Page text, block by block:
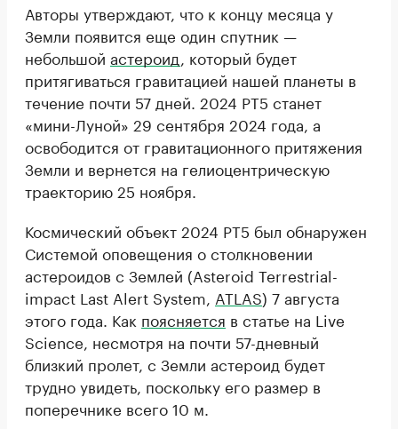
Авторы утверждают, что к концу месяца у
Земли появится еще один спутник —
небольшой астероид , который будет
притягиваться гравитацией нашей планеты в
течение почти 57 дней. 2024 PT5 станет
«мини-Луной» 29 сентября 2024 года, а
освободится от гравитационного притяжения
Земли и вернется на гелиоцентрическую
траекторию 25 ноября.
Космический объект 2024 PT5 был обнаружен
Системой оповещения о столкновении
астероидов с Землей (Asteroid Terrestrial-
impact Last Alert System, ATLAS) 7 августа
этого года. Как поясняется в статье на Live
Science, несмотря на почти 57-дневный
близкий пролет, с Земли астероид будет
трудно увидеть, поскольку его размер в
поперечнике всего 10 м.